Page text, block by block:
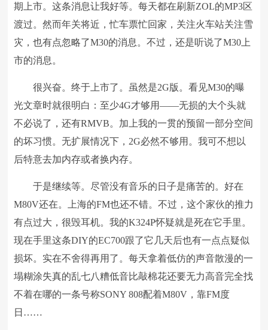
期上市。这条消息让我好等。每天都在刷新ZOL的MP3区
渡过。然而年关将近，忙车票忙回家，关注火车站关注雪
灾，也有点忽略了M30的消息。不过，还是听说了M30上
市的消息。
很兴奋。终于上市了。虽然是2G版。看见M30的曝
光文章时就很明白：至少4G才够用——无损的大个头就
不必说了，还有RMVB。加上我的一贯的预留一部分空间
的坏习惯。无扩展情况下，2G必然不够用。我可不想以
后特意去加内存或者换内存。
于是继续等。尽管没有音乐的日子是痛苦的。好在
M80V还在。上海的FM也还不错。不过，这个家伙的推力
有点过大，很毁耳机。我的K324P怀疑就是死在它手里。
现在手里这条DIY的EC700跟了它几天后也有一点点疑似
损坏。实在不舍得再用了。每天拿着低仿的声音散漫的一
塌糊涂失真的乱七八糟低音比敲棉花还要无力高音完全找
不着在哪的一条号称SONY 808配着M80V，靠FM度
日……